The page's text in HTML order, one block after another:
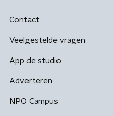
Contact
Veelgestelde vragen
App de studio
Adverteren
NPO Campus